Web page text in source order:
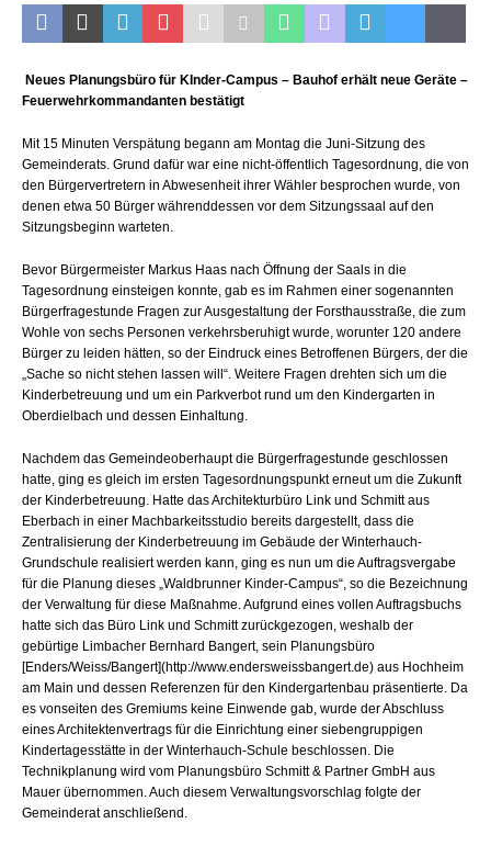
Neues Planungsbüro für KInder-Campus – Bauhof erhält neue Geräte –
Feuerwehrkommandanten bestätigt
Mit 15 Minuten Verspätung begann am Montag die Juni-Sitzung des
Gemeinderats. Grund dafür war eine nicht-öffentlich Tagesordnung, die von
den Bürgervertretern in Abwesenheit ihrer Wähler besprochen wurde, von
denen etwa 50 Bürger währenddessen vor dem Sitzungssaal auf den
Sitzungsbeginn warteten.
Bevor Bürgermeister Markus Haas nach Öffnung der Saals in die
Tagesordnung einsteigen konnte, gab es im Rahmen einer sogenannten
Bürgerfragestunde Fragen zur Ausgestaltung der Forsthausstraße, die zum
Wohle von sechs Personen verkehrsberuhigt wurde, worunter 120 andere
Bürger zu leiden hätten, so der Eindruck eines Betroffenen Bürgers, der die
„Sache so nicht stehen lassen will“. Weitere Fragen drehten sich um die
Kinderbetreuung und um ein Parkverbot rund um den Kindergarten in
Oberdielbach und dessen Einhaltung.
Nachdem das Gemeindeoberhaupt die Bürgerfragestunde geschlossen
hatte, ging es gleich im ersten Tagesordnungspunkt erneut um die Zukunft
der Kinderbetreuung. Hatte das Architekturbüro Link und Schmitt aus
Eberbach in einer Machbarkeitsstudio bereits dargestellt, dass die
Zentralisierung der Kinderbetreuung im Gebäude der Winterhauch-
Grundschule realisiert werden kann, ging es nun um die Auftragsvergabe
für die Planung dieses „Waldbrunner Kinder-Campus“, so die Bezeichnung
der Verwaltung für diese Maßnahme. Aufgrund eines vollen Auftragsbuchs
hatte sich das Büro Link und Schmitt zurückgezogen, weshalb der
gebürtige Limbacher Bernhard Bangert, sein Planungsbüro
[Enders/Weiss/Bangert](http://www.endersweissbangert.de) aus Hochheim
am Main und dessen Referenzen für den Kindergartenbau präsentierte. Da
es vonseiten des Gremiums keine Einwende gab, wurde der Abschluss
eines Architektenvertrags für die Einrichtung einer siebengruppigen
Kindertagesstätte in der Winterhauch-Schule beschlossen. Die
Technikplanung wird vom Planungsbüro Schmitt & Partner GmbH aus
Mauer übernommen. Auch diesem Verwaltungsvorschlag folgte der
Gemeinderat anschließend.